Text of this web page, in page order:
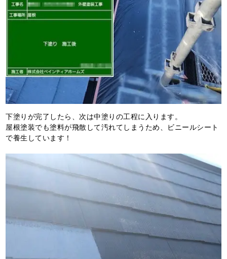
下塗りが完了したら、次は中塗りの工程に入ります。
屋根塗装でも塗料が飛散して汚れてしまうため、ビニールシート
で養生しています！